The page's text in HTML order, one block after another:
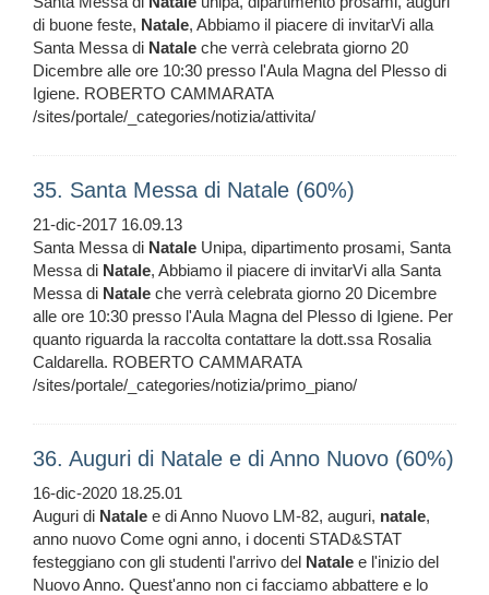
di buone feste, Natale, Abbiamo il piacere di invitarVi alla
Santa Messa di Natale che verrà celebrata giorno 20
Dicembre alle ore 10:30 presso l'Aula Magna del Plesso di
Igiene. ROBERTO CAMMARATA
/sites/portale/_categories/notizia/attivita/
35. Santa Messa di Natale (60%)
21-dic-2017 16.09.13
Santa Messa di Natale Unipa, dipartimento prosami, Santa
Messa di Natale, Abbiamo il piacere di invitarVi alla Santa
Messa di Natale che verrà celebrata giorno 20 Dicembre
alle ore 10:30 presso l'Aula Magna del Plesso di Igiene. Per
quanto riguarda la raccolta contattare la dott.ssa Rosalia
Caldarella. ROBERTO CAMMARATA
/sites/portale/_categories/notizia/primo_piano/
36. Auguri di Natale e di Anno Nuovo (60%)
16-dic-2020 18.25.01
Auguri di Natale e di Anno Nuovo LM-82, auguri, natale,
anno nuovo Come ogni anno, i docenti STAD&STAT
festeggiano con gli studenti l'arrivo del Natale e l'inizio del
Nuovo Anno. Quest'anno non ci facciamo abbattere e lo